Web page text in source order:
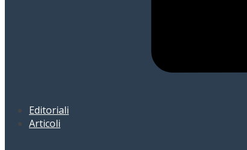
Editoriali
Articoli